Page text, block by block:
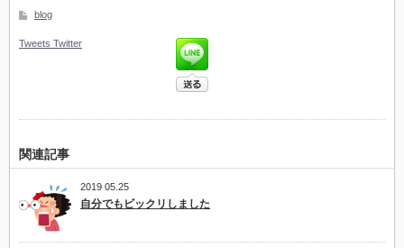
blog
Tweets Twitter
関連記事
2019 05.25
自分でもビックリしました